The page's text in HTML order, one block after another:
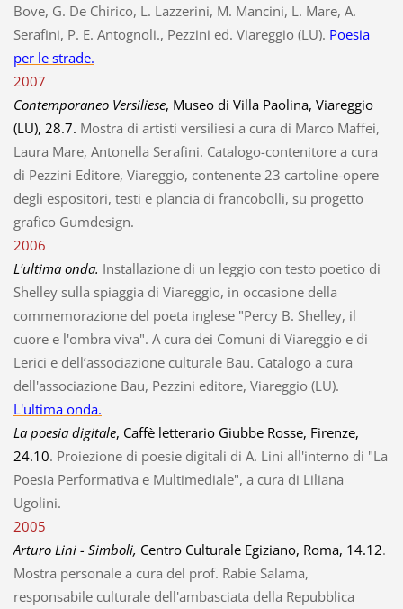
Bove, G. De Chirico, L. Lazzerini, M. Mancini, L. Mare, A.
Serafini, P. E. Antognoli., Pezzini ed. Viareggio (LU). Poesia
per le strade.
2007
Contemporaneo Versiliese, Museo di Villa Paolina, Viareggio
(LU), 28.7. Mostra di artisti versiliesi a cura di Marco Maffei,
Laura Mare, Antonella Serafini. Catalogo-contenitore a cura
di Pezzini Editore, Viareggio, contenente 23 cartoline-opere
degli espositori, testi e plancia di francobolli, su progetto
grafico Gumdesign.
2006
L'ultima onda. Installazione di un leggio con testo poetico di
Shelley sulla spiaggia di Viareggio, in occasione della
commemorazione del poeta inglese "Percy B. Shelley, il
cuore e l'ombra viva". A cura dei Comuni di Viareggio e di
Lerici e dell’associazione culturale Bau. Catalogo a cura
dell'associazione Bau, Pezzini editore, Viareggio (LU).
L'ultima onda.
La poesia digitale, Caffè letterario Giubbe Rosse, Firenze,
24.10. Proiezione di poesie digitali di A. Lini all'interno di "La
Poesia Performativa e Multimediale", a cura di Liliana
Ugolini.
2005
Arturo Lini - Simboli, Centro Culturale Egiziano, Roma, 14.12.
Mostra personale a cura del prof. Rabie Salama,
responsabile culturale dell'ambasciata della Repubblica